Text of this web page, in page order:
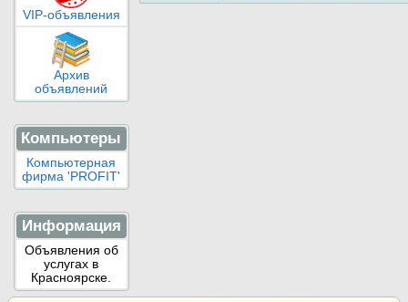
VIP-объявления
Архив
объявлений
Компьютеры
Компьютерная
фирма 'PROFIT'
Информация
Объявления об
услугах в
Красноярске.